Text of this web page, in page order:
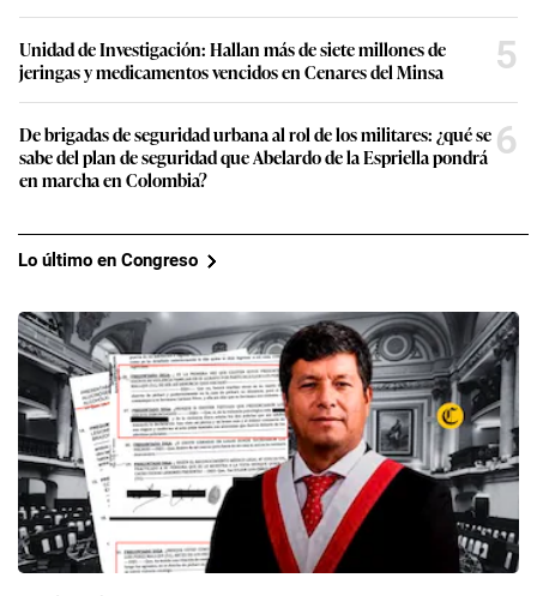
Unidad de Investigación: Hallan más de siete millones de
jeringas y medicamentos vencidos en Cenares del Minsa
5
De brigadas de seguridad urbana al rol de los militares: ¿qué se
sabe del plan de seguridad que Abelardo de la Espriella pondrá
en marcha en Colombia?
6
Lo último en Congreso